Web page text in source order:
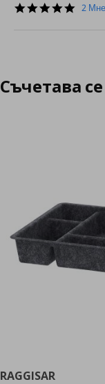
5.0
2
Съчетава
RAGGISAR